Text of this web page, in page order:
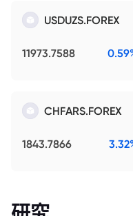
USDUZS.FOREX
11973.7588
CHFARS.FOREX
1843.7866